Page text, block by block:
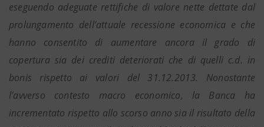
eseguendo adeguate rettifiche di valore nette dettate dal
prolungamento dell’attuale recessione economica e che
hanno consentito di aumentare ancora il grado di
copertura sia dei crediti deteriorati che di quelli c.d. in
bonis rispetto ai valori del 31.12.2013. Nonostante
l’avverso contesto macro economico, la Banca ha
incrementato rispetto allo scorso anno sia il risultato della